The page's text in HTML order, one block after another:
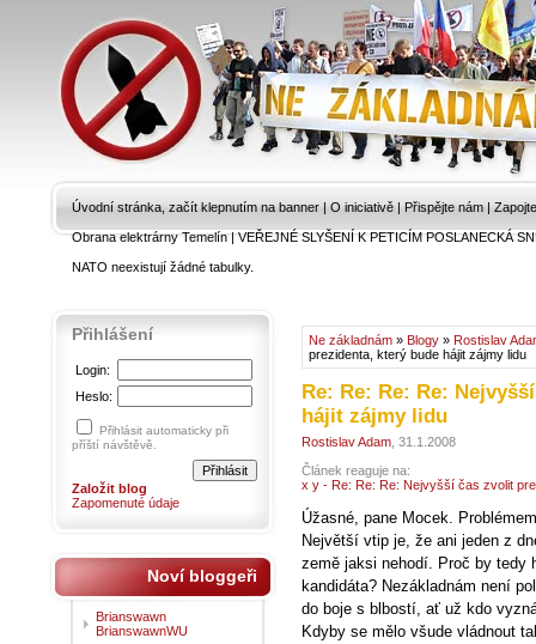
Úvodní stránka, začít klepnutím na banner | O iniciativě | Přispějte nám |
Obrana elektrárny Temelín|VEŘEJNÉ SLYŠENÍ K PETICÍM POSLANECKÁ
NATO neexistují žádné tabulky.
Ne základnám » Blogy » Rostislav
prezidenta, který bude hájit zájmy lidu
Re: Re: Re: Re:
hájit zájmy lidu
Rostislav Adam , 31.1.2008
Článek reaguje na:
x y - Re: Re: Re: Nejvyšší čas zvolit
Úžasné, pane Mocek.
Největší vtip je, že ani jeden z
země jaksi nehodí. Proč by tedy
kandidáta? Nezákladnám není
do boje s blbostí, ať už kdo
Kdyby se mělo všude vládnout
Přihlášení
Login:
Heslo:
Přihlásit automaticky při
příští návštěvě.
Založit blog
Zapomenuté údaje
Noví bloggeři
Brianswawn
BrianswawnWU